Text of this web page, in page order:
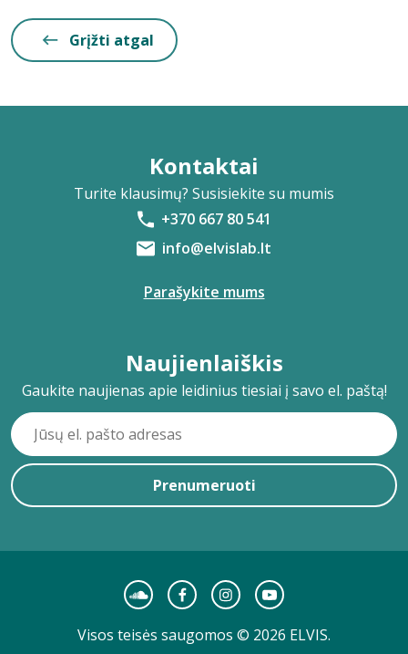
Grįžti atgal
Kontaktai
Turite klausimų? Susisiekite su mumis
+370 667 80 541
info@elvislab.lt
Parašykite mums
Naujienlaiškis
Gaukite naujienas apie leidinius tiesiai į savo el. paštą!
Prenumeruoti
Visos teisės saugomos © 2026 ELVIS.